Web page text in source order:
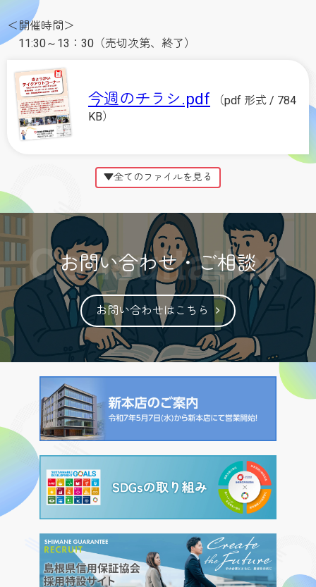
＜開催時間＞
11:30～13：30（売切次第、終了）
今週のチラシ.pdf （pdf 形式 / 784
KB）
形式 / 793KB）
過去のチラシ（57）.pdf
形式 / 790KB）
過去のチラシ（56）.pdf
形式 / 812KB）
過去のチラシ（55）.pdf（pdf
▼全てのファイルを見る
お問い合わせ・ご相談
お問い合わせはこちら